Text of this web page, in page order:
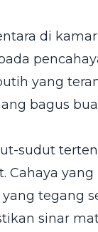
di
yang
bagus
sudut
Cahaya yang
tegang
sinar